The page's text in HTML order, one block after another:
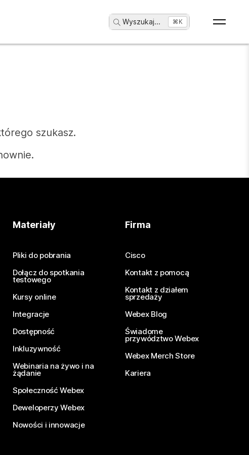
Wyszukaj... ⌘K
szukasz.
Materiały
Pliki do pobrania
Dołącz do spotkania
testowego
Kursy online
Integracje
Dostępność
Inkluzywność
Webinaria na żywo i na
żądanie
Społeczność Webex
Deweloperzy Webex
Nowości i innowacje
Firma
Cisco
Kontakt z pomocą
Kontakt z działem
sprzedaży
Webex Blog
Świadome
przywództwo Webex
Webex Merch Store
Kariera